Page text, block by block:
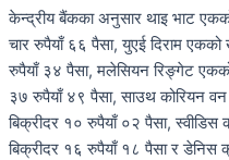
केन्द्रीय बैंकका अनुसार थाइ भाट
चार रुपैयाँ ६६ पैसा, युएई दिराम
रुपैयाँ ३४ पैसा, मलेसियन रिङ्गेट
३७ रुपैयाँ ४९ पैसा, साउथ कोरियन
बिक्रीदर १० रुपैयाँ ०२ पैसा,
बिक्रीदर १६ रुपैयाँ १८ पैसा र